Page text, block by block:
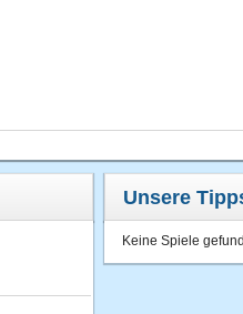
Unsere
Keine Spiele